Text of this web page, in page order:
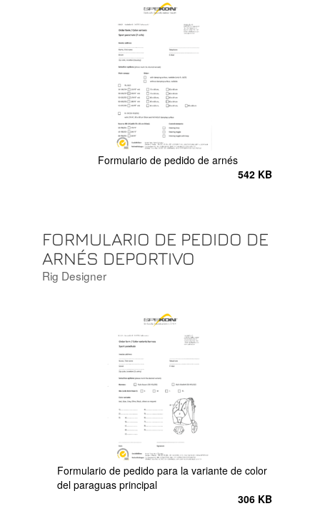
Formulario de pedido de arnés
542 KB
FORMULARIO DE PEDIDO DE
ARNÉS DEPORTIVO
Rig Designer
Formulario de pedido para la variante de color
del paraguas principal
306 KB